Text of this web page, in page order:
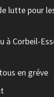
lutte pour
à Corbeil-
en gréve